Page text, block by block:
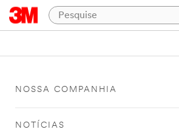
NOSSA COMPANHIA
NOTÍCIAS